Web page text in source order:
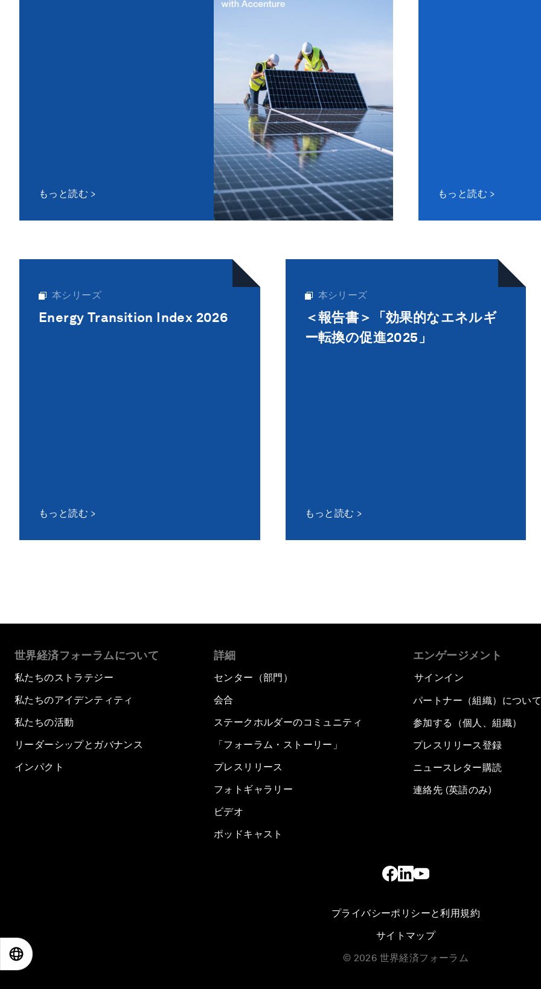
もっと読む もっと読む
本シリーズ
Energy Transition Index 2026
もっと読む
本シリーズ
＜報告書＞「効果的なエネルギ
ー転換の促進2025」
もっと読む
世界経済フォーラムについて
私たちのストラテジー
私たちのアイデンティティ
私たちの活動
リーダーシップとガバナンス
インパクト
詳細
センター（部門）
会合
ステークホルダーのコミュニティ
「フォーラム・ストーリー」
プレスリリース
フォトギャラリー
ビデオ
ポッドキャスト
エンゲージメント
サインイン
パートナー（組織）につい
参加する（個人、組織）
プレスリリース登録
ニュースレター購読
連絡先 (英語のみ)
プライバシーポリシーと利用規約
サイトマップ
© 2026 世界経済フォーラム